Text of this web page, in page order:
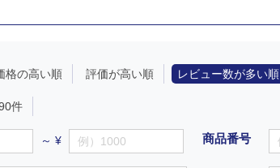
格の高い順 評価が高い順 レビュー数が多い順
件
～ ¥ 商品番号